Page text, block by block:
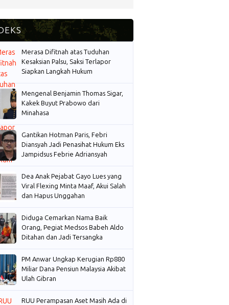
Merasa Difitnah atas Tuduhan
Kesaksian Palsu, Saksi Terlapor
Siapkan Langkah Hukum
Mengenal Benjamin Thomas Sigar,
Kakek Buyut Prabowo dari
Minahasa
Gantikan Hotman Paris, Febri
Diansyah Jadi Penasihat Hukum Eks
Jampidsus Febrie Adriansyah
Dea Anak Pejabat Gayo Lues yang
Viral Flexing Minta Maaf, Akui Salah
dan Hapus Unggahan
Diduga Cemarkan Nama Baik
Orang, Pegiat Medsos Babeh Aldo
Ditahan dan Jadi Tersangka
PM Anwar Ungkap Kerugian Rp880
Miliar Dana Pensiun Malaysia Akibat
Ulah Gibran
RUU Perampasan Aset Masih Ada di